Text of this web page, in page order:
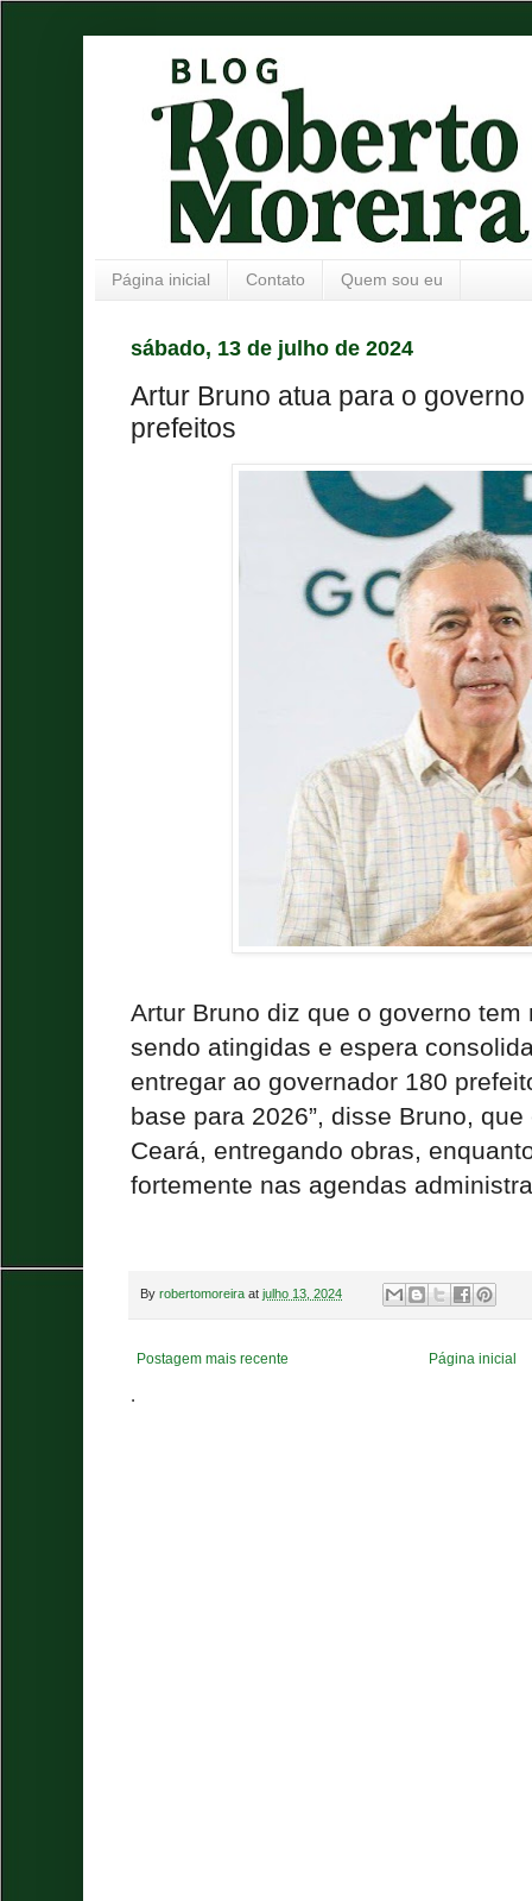
Página inicial Contato Quem sou eu
sábado, 13 de julho de 2024
Artur Bruno atua para o
prefeitos
Artur Bruno diz que o governo
sendo atingidas e espera
entregar ao governador 180
base para 2026”, disse Bruno,
Ceará, entregando obras,
fortemente nas agendas
By robertomoreira at julho 13, 2024
Postagem mais recente Página inicial
.